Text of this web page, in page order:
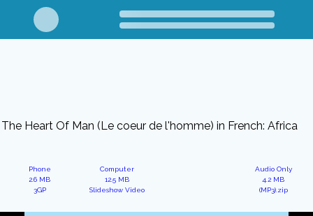
The Heart Of Man (Le coeur de l'homme) in French: Africa
Phone
2.6 MB
3GP
Computer
12.5 MB
Slideshow Video
Audio Only
4.2 MB
(MP3).zip